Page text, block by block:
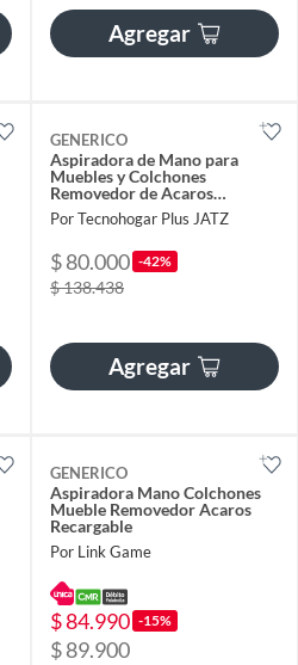
Agregar
GENERICO
Aspiradora de Mano para
Muebles y Colchones
Removedor de Acaros
Recargable
Por Tecnohogar Plus JATZ
$ 80.000 -42%
$ 138.438
Agregar
GENERICO
Aspiradora Mano Colchones
Mueble Removedor Acaros
Recargable
Por Link Game
$ 84.990 -15%
$ 89.900